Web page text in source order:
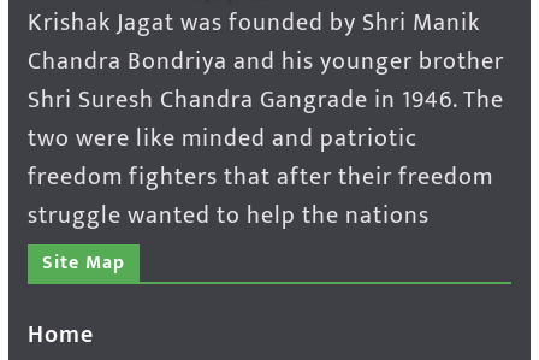
Krishak Jagat was founded by Shri Manik
Chandra Bondriya and his younger brother
Shri Suresh Chandra Gangrade in 1946. The
two were like minded and patriotic
freedom fighters that after their freedom
struggle wanted to help the nations
Site Map
Home